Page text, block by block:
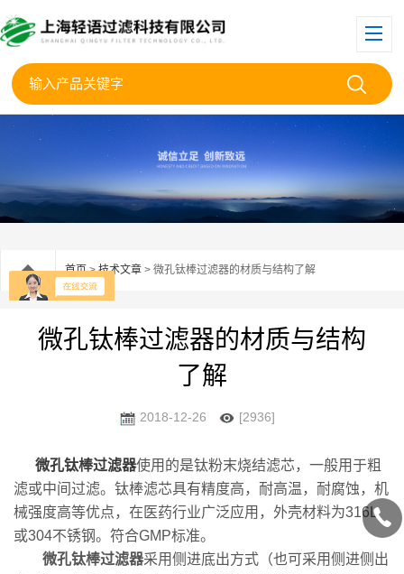
首页>技术文章 > 微孔钛棒过滤器的材质与结构了解
微孔钛棒过滤器的材质与结构
了解
2018-12-26 [2936]
微孔钛棒过滤器使用的是钛粉末烧结滤芯，一般用于粗
滤或中间过滤。钛棒滤芯具有精度高，耐高温，耐腐蚀，机
械强度高等优点，在医药行业广泛应用，外壳材料为316L
或304不锈钢。符合GMP标准。
微孔钛棒过滤器采用侧进底出方式（也可采用侧进侧出